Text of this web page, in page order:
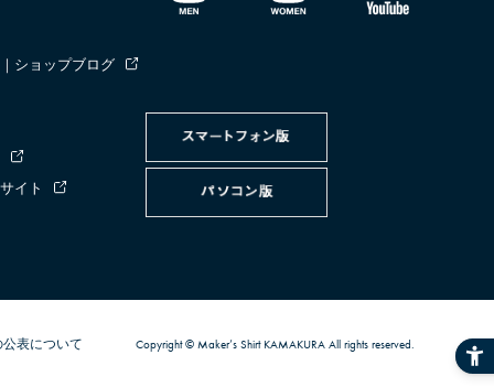
ショップブログ
イト
表について Copyright © Maker’s Shirt KAMAKURA All rights reserved.